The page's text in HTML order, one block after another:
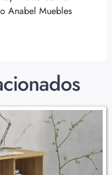
Anabel Muebles